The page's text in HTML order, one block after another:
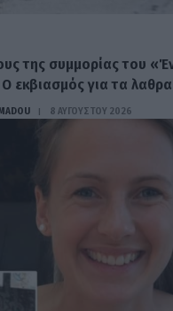
της συμμορίας του
εκβιασμός για τα
8 ΑΥΓΟΎΣΤΟΥ 2026